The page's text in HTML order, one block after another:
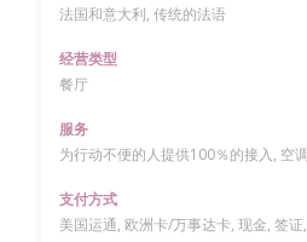
法国和意大利, 传统的法语
经营类型
餐厅
服务
为行动不便的人提供100％的接入, 空
支付方式
美国运通, 欧洲卡/万事达卡, 现金, 签